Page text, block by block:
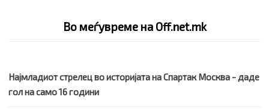
Во меѓувреме на Off.net.mk
Најмладиот стрелец во историјата на Спартак Москва - даде
гол на само 16 години